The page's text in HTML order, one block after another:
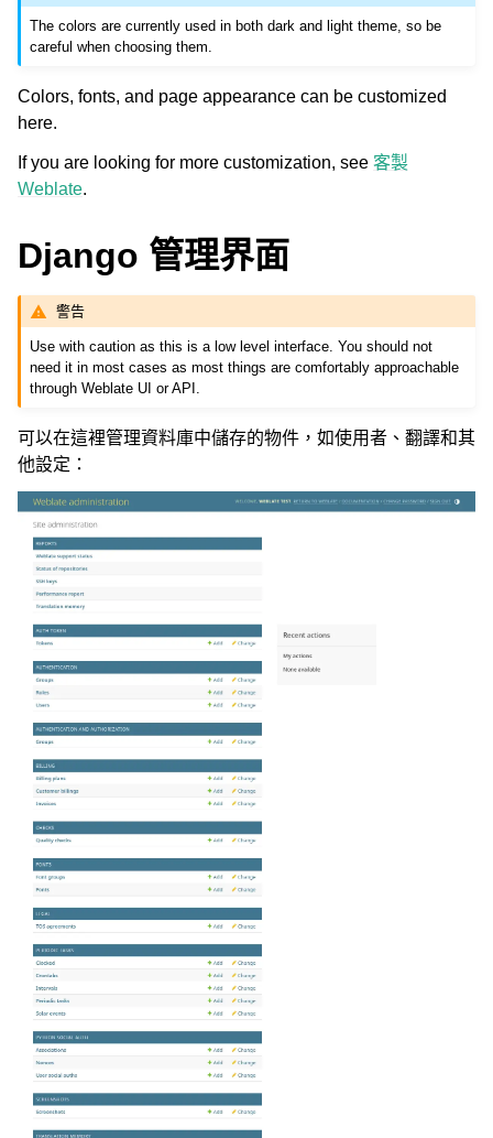
The colors are currently used in both dark and light theme, so be
careful when choosing them.
Colors, fonts, and page appearance can be customized
here.
If you are looking for more customization, see 客製
Weblate.
Django 管理界面
警告
Use with caution as this is a low level interface. You should not
need it in most cases as most things are comfortably approachable
through Weblate UI or API.
可以在這裡管理資料庫中儲存的物件，如使用者、翻譯和其
他設定：